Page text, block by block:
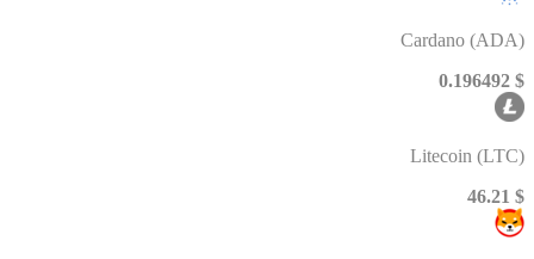
Cardano (ADA)
$ 0.196492
Litecoin (LTC)
$ 46.21